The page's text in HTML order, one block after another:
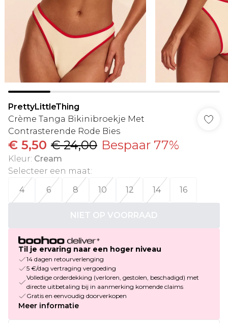
PrettyLittleThing
Crème Tanga Bikinibroekje Met
Contrasterende Rode Bies
€ 5,50 € 24,00 Bespaar 77%
Kleur: Cream
Selecteer een maat:
4
6 8 10 12 14 16
NIET OP VOORRAAD
Til je ervaring naar een hoger niveau
14 dagen retourverlenging
5 €/dag vertraging vergoeding
Volledige orderdekking (verloren, gestolen, beschadigd) met
directe uitbetaling bij in aanmerking komende claims
Gratis en eenvoudig doorverkopen
Meer informatie